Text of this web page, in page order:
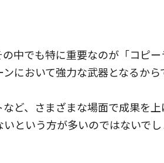
中でも特に重要なのが「コピ
において強力な武器となるから
ど、さまざまな場面で成果を
という方が多いのではないで